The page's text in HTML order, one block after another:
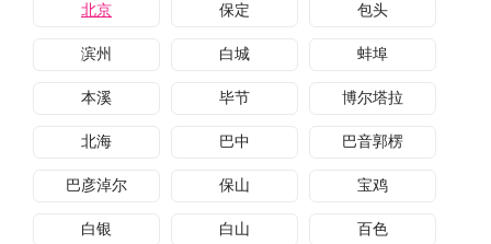
北京 保定 包头
滨州 白城 蚌埠
本溪 毕节 博尔塔拉
北海 巴中 巴音郭楞
巴彦淖尔 保山 宝鸡
白银 白山 百色